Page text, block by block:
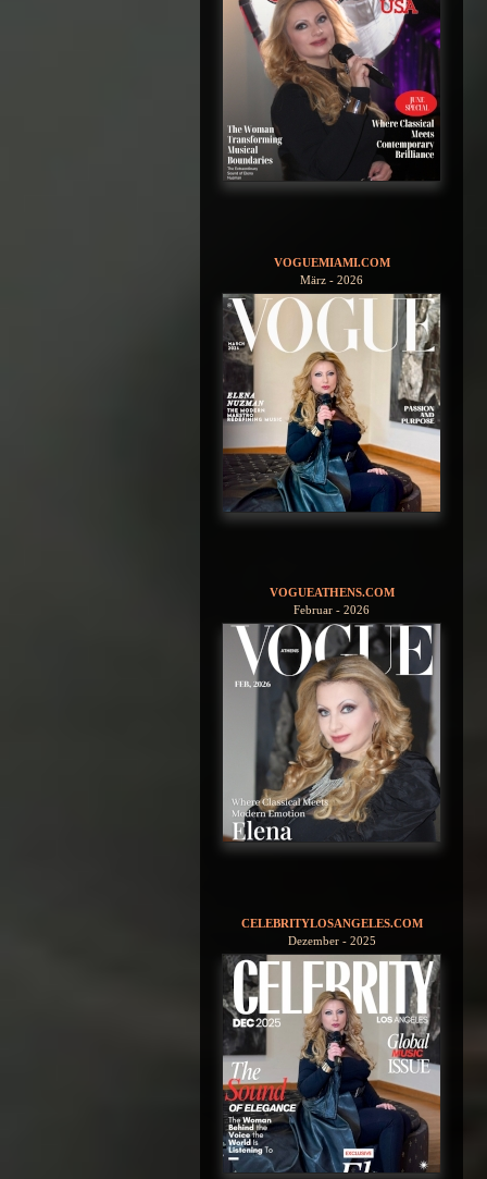
VOGUEMIAMI.COM
März - 2026
VOGUEATHENS.COM
Februar - 2026
CELEBRITYLOSANGELES.COM
Dezember - 2025